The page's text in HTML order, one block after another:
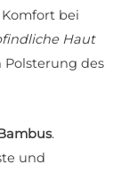
bei
Haut
des
.
und